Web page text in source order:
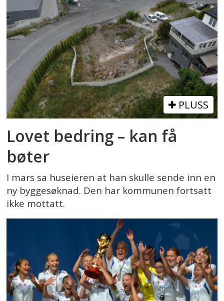
PLUSS
Lovet bedring – kan få
bøter
I mars sa huseieren at han skulle sende inn en
ny byggesøknad. Den har kommunen fortsatt
ikke mottatt.